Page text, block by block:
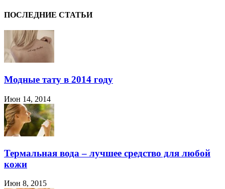
ПОСЛЕДНИЕ СТАТЬИ
Модные тату в 2014 году
Июн 14, 2014
Термальная вода – лучшее средство для любой
кожи
Июн 8, 2015